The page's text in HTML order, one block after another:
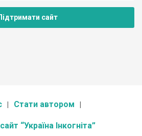
сайт
Стати автором
“Україна Інкогніта”